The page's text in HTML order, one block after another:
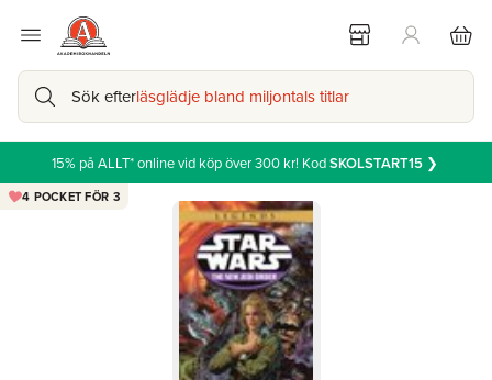
Sök efterläsglädje bland miljontals titlar
15% på ALLT* online vid köp över 300 kr! KodSKOLSTART15❯
4 POCKET FÖR 3